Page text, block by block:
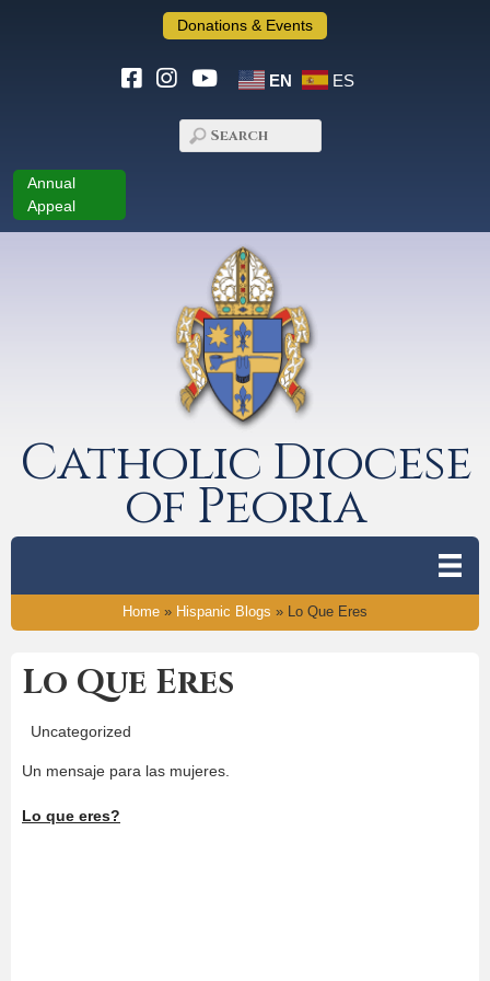
Donations & Events
EN ES
Annual
Appeal
Catholic Diocese
of Peoria
Home » Hispanic Blogs » Lo Que Eres
Lo Que Eres
Uncategorized
Un mensaje para las mujeres.
Lo que eres?